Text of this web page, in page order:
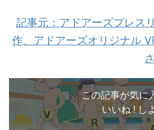
記事元：アドアーズプレス
作、アドアーズオリジナル
この記事が気に
いいね ! し